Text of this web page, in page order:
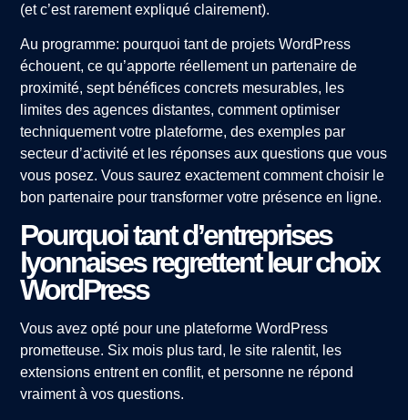
(et c’est rarement expliqué clairement).
Au programme: pourquoi tant de projets WordPress
échouent, ce qu’apporte réellement un partenaire de
proximité, sept bénéfices concrets mesurables, les
limites des agences distantes, comment optimiser
techniquement votre plateforme, des exemples par
secteur d’activité et les réponses aux questions que vous
vous posez. Vous saurez exactement comment choisir le
bon partenaire pour transformer votre présence en ligne.
Pourquoi tant d’entreprises
lyonnaises regrettent leur choix
WordPress
Vous avez opté pour une plateforme WordPress
prometteuse. Six mois plus tard, le site ralentit, les
extensions entrent en conflit, et personne ne répond
vraiment à vos questions.